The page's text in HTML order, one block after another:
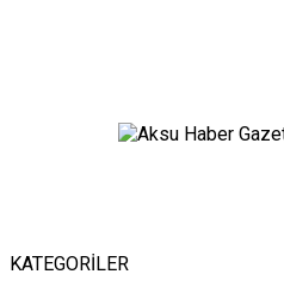
KATEGORİLER